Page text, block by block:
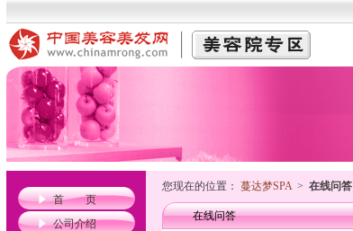
首 页
公司介绍
您现在的位置： 蔓达梦SPA> 在线问答
在线问答